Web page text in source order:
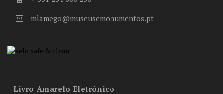
mlamego@museusemonumentos.pt
Livro Amarelo Eletrónico